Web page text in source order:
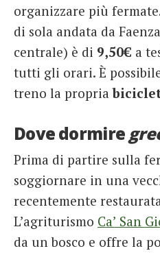
organizzare più
di sola andata da
centrale) è di 9,50€ a
tutti gli orari. È
treno la propria
Dove dormire
Prima di partire sulla
soggiornare in una
recentemente
L’agriturismo Ca’ San
da un bosco e offre la